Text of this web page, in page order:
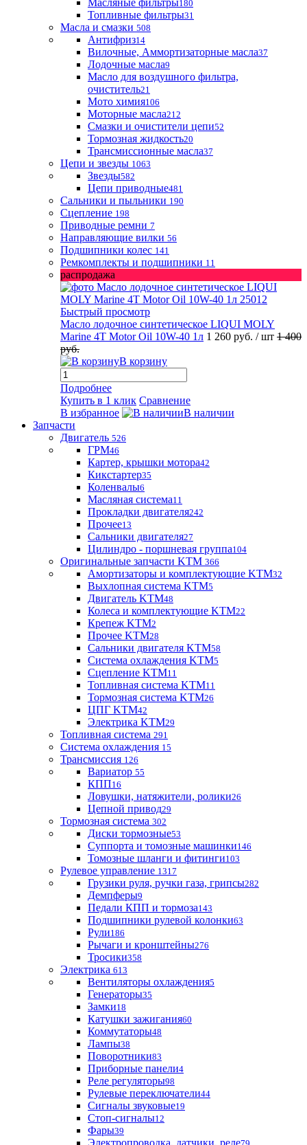
Масляные фильтры180
Топливные фильтры31
Масла и смазки 508
Антифриз14
Вилочные, Аммортизаторные масла37
Лодочные масла9
Масло для воздушного фильтра,
очиститель21
Мото химия106
Моторные масла212
Смазки и очистители цепи52
Тормозная жидкость20
Трансмиссионные масла37
Цепи и звезды 1063
Звезды582
Цепи приводные481
Сальники и пыльники 190
Сцепление 198
Приводные ремни 7
Направляющие вилки 56
Подшипники колес 141
Ремкомплекты и подшипники 11
распродажа
Быстрый просмотр
Масло лодочное синтетическое LIQUI MOLY
Marine 4T Motor Oil 10W-40 1л 1 260 руб. / шт 1 400
руб.
В корзину
Подробнее
Купить в 1 клик Сравнение
В избранное
В наличии
Запчасти
Двигатель 526
ГРМ46
Картер, крышки мотора42
Кикстартер35
Коленвалы6
Масляная система11
Прокладки двигателя242
Прочее13
Сальники двигателя27
Цилиндро - поршневая группа104
Оригинальные запчасти KTM 366
Амортизаторы и комплектующие KTM32
Выхлопная система KTM5
Двигатель KTM48
Колеса и комплектующие KTM22
Крепеж KTM2
Прочее KTM28
Сальники двигателя KTM58
Система охлаждения KTM5
Сцепление KTM11
Топливная система KTM11
Тормозная система KTM26
ЦПГ KTM42
Электрика KTM29
Топливная система 291
Система охлаждения 15
Трансмиссия 126
Вариатор 55
КПП16
Ловушки, натяжители, ролики26
Цепной привод29
Тормозная система 302
Диски тормозные53
Суппорта и томозные машинки146
Томозные шланги и фитинги103
Рулевое управление 1317
Грузики руля, ручки газа, грипсы282
Демпферы9
Педали КПП и тормоза143
Подшипники рулевой колонки63
Рули186
Рычаги и кронштейны276
Тросики358
Электрика 613
Вентиляторы охлаждения5
Генераторы35
Замки18
Катушки зажигания60
Коммутаторы48
Лампы38
Поворотники83
Приборные панели4
Реле регуляторы98
Рулевые переключатели44
Сигналы звуковые19
Стоп-сигналы12
Фары39
Электропроводка, датчики, реле